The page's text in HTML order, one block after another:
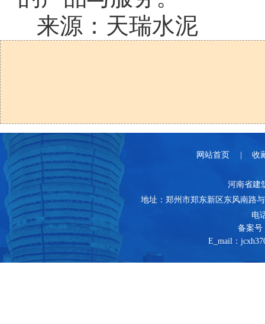
来源：天瑞水泥